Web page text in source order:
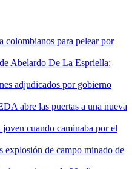
colombianos para pelear por
Abelardo De La Espriella:
adjudicados por gobierno
abre las puertas a una nueva
cuando caminaba por el
explosión de campo minado de